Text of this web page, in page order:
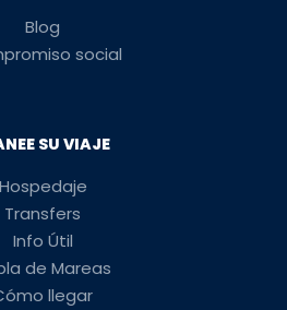
Blog
social
SU VIAJE
Hospedaje
Transfers
Info Útil
de Mareas
llegar